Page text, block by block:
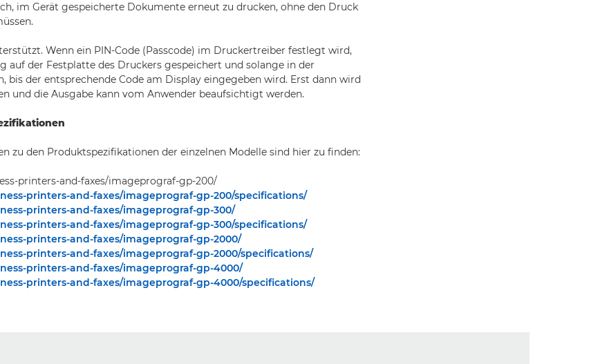
im Gerät gespeicherte Dokumente erneut zu drucken, ohne den Druck
Wenn ein PIN-Code (Passcode) im Druckertreiber festlegt wird,
auf der Festplatte des Druckers gespeichert und solange in der
bis der entsprechende Code am Display eingegeben wird. Erst dann wird
und die Ausgabe kann vom Anwender beaufsichtigt werden.
zu den Produktspezifikationen der einzelnen Modelle sind hier zu finden:
printers-and-faxes/imageprograf-gp-200/
printers-and-faxes/imageprograf-gp-200/specifications/
printers-and-faxes/imageprograf-gp-300/
printers-and-faxes/imageprograf-gp-300/specifications/
printers-and-faxes/imageprograf-gp-2000/
printers-and-faxes/imageprograf-gp-2000/specifications/
printers-and-faxes/imageprograf-gp-4000/
printers-and-faxes/imageprograf-gp-4000/specifications/